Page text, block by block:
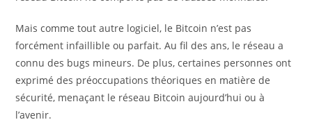
Mais comme tout autre logiciel, le Bitcoin n’est pas
forcément infaillible ou parfait. Au fil des ans, le réseau a
connu des bugs mineurs. De plus, certaines personnes ont
exprimé des préoccupations théoriques en matière de
sécurité, menaçant le réseau Bitcoin aujourd’hui ou à
l’avenir.